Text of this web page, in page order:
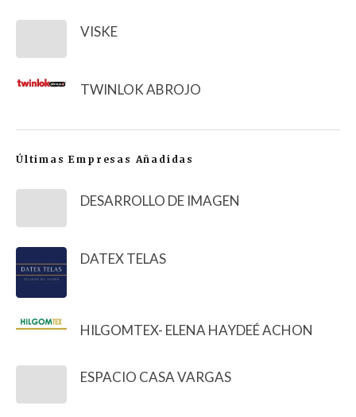
VISKE
TWINLOK ABROJO
Últimas Empresas Añadidas
DESARROLLO DE IMAGEN
DATEX TELAS
HILGOMTEX- ELENA HAYDEÉ ACHON
ESPACIO CASA VARGAS